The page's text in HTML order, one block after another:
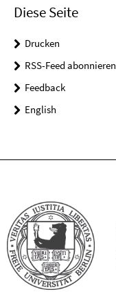
Diese Seite
Drucken
RSS-Feed abonnieren
Feedback
English